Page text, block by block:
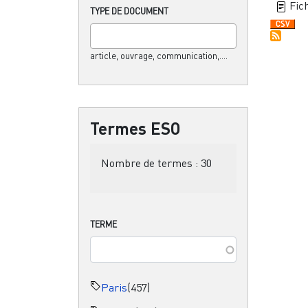
TYPE DE DOCUMENT
article, ouvrage, communication,....
Termes ESO
Nombre de termes : 30
TERME
Paris(457)